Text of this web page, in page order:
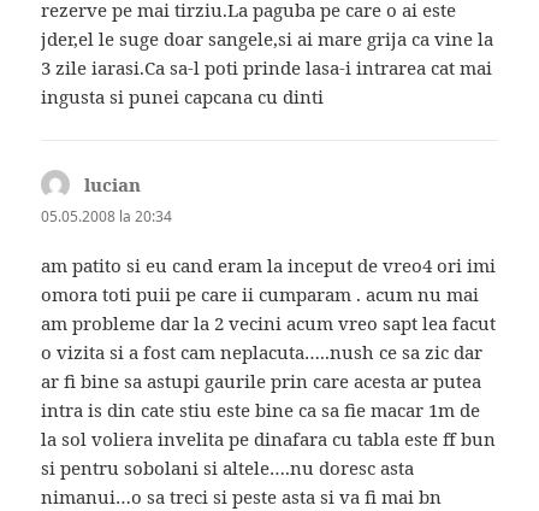
rezerve pe mai tirziu.La paguba pe care o ai este
jder,el le suge doar sangele,si ai mare grija ca vine la
3 zile iarasi.Ca sa-l poti prinde lasa-i intrarea cat mai
ingusta si punei capcana cu dinti
lucian
05.05.2008 la 20:34
am patito si eu cand eram la inceput de vreo4 ori imi
omora toti puii pe care ii cumparam . acum nu mai
am probleme dar la 2 vecini acum vreo sapt lea facut
o vizita si a fost cam neplacuta…..nush ce sa zic dar
ar fi bine sa astupi gaurile prin care acesta ar putea
intra is din cate stiu este bine ca sa fie macar 1m de
la sol voliera invelita pe dinafara cu tabla este ff bun
si pentru sobolani si altele….nu doresc asta
nimanui…o sa treci si peste asta si va fi mai bn